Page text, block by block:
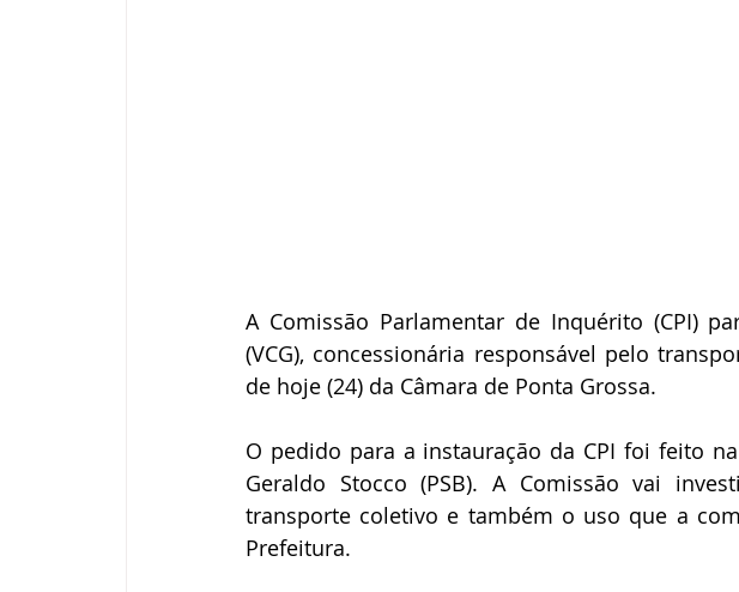
A Comissão Parlamentar de Inquérito (CPI)
(VCG), concessionária responsável pelo
de hoje (24) da Câmara de Ponta Grossa.
O pedido para a instauração da CPI foi feito
Geraldo Stocco (PSB). A Comissão vai
transporte coletivo e também o uso que a
Prefeitura.